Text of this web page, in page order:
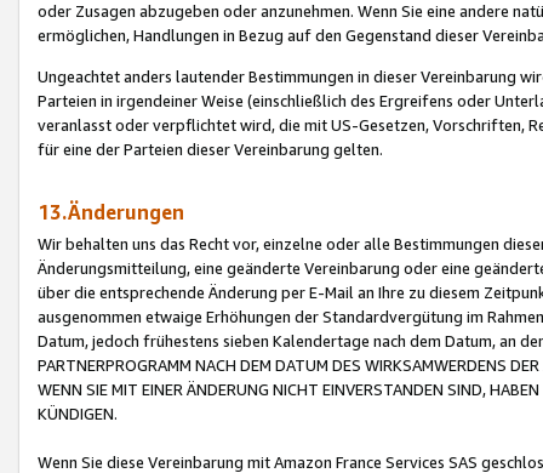
oder Zusagen abzugeben oder anzunehmen. Wenn Sie eine andere
ermöglichen, Handlungen in Bezug auf den Gegenstand dieser
Ungeachtet anders lautender Bestimmungen in dieser Vereinbarung
Parteien in irgendeiner Weise (einschließlich des Ergreifens oder
veranlasst oder verpflichtet wird, die mit US-Gesetzen, Vorschriften,
für eine der Parteien dieser Vereinbarung gelten.
13.Änderungen
Wir behalten uns das Recht vor, einzelne oder alle Bestimmungen
Änderungsmitteilung, eine geänderte Vereinbarung oder eine
über die entsprechende Änderung per E-Mail an Ihre zu diesem
ausgenommen etwaige Erhöhungen der Standardvergütung im
Datum, jedoch frühestens sieben Kalendertage nach dem Datum, an
PARTNERPROGRAMM NACH DEM DATUM DES WIRKSAMWERDENS
WENN SIE MIT EINER ÄNDERUNG NICHT EINVERSTANDEN SIND,
KÜNDIGEN.
Wenn Sie diese Vereinbarung mit Amazon France Services SAS